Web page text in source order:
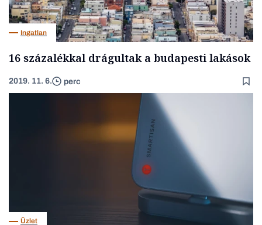
Ingatlan
16 százalékkal drágultak a budapesti lakások
2019. 11. 6. perc
Üzlet